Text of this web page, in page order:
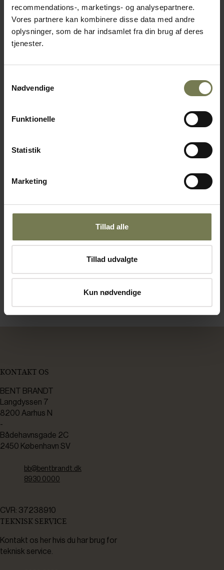
recommendations-, marketings- og analysepartnere.
Vores partnere kan kombinere disse data med andre
oplysninger, som de har indsamlet fra din brug af deres
tjenester.
Nødvendige
Funktionelle
Statistik
Marketing
Tillad alle
Tillad udvalgte
Kun nødvendige
Køkken delvist åbent og centralt
Varmt parti med induktionsblus, som
meget rengøringsvenligt.
Ovn med tilhørende emfang.
Små maskiner indbygget i et
orden og sparer plads.
KONTAKT OS
BENT BRANDT
Langdyssen 7
8200 Aarhus N
-
Bådehavnsgade 2C
2450 København SV
bb@bentbrandt.dk
8930 0000
CVR: 37238910
TEKNISK SERVICE
Kontakt os her hvis du har brug for
teknisk service.